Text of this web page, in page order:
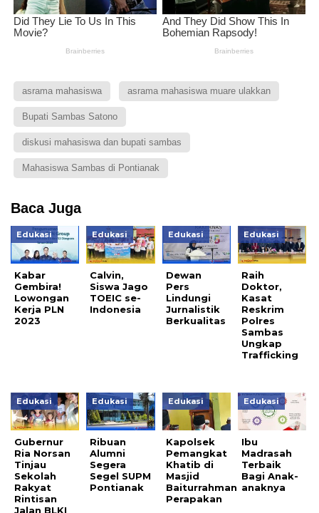
asrama mahasiswa asrama mahasiswa muare ulakkan
Bupati Sambas Satono
diskusi mahasiswa dan bupati sambas
Mahasiswa Sambas di Pontianak
Baca Juga
Edukasi
Kabar
Gembira!
Lowongan
Kerja PLN
2023
Edukasi
Calvin,
Siswa Jago
TOEIC se-
Indonesia
Edukasi
Dewan
Pers
Lindungi
Jurnalistik
Berkualitas
Edukasi
Raih
Doktor,
Kasat
Reskrim
Polres
Sambas
Ungkap
Trafficking
Edukasi
Gubernur
Ria Norsan
Tinjau
Sekolah
Rakyat
Rintisan
Jalan BLKI
Edukasi
Ribuan
Alumni
Segera
Segel SUPM
Pontianak
Edukasi
Kapolsek
Pemangkat
Khatib di
Masjid
Baiturrahman
Perapakan
Edukasi
Ibu
Madrasah
Terbaik
Bagi Anak-
anaknya